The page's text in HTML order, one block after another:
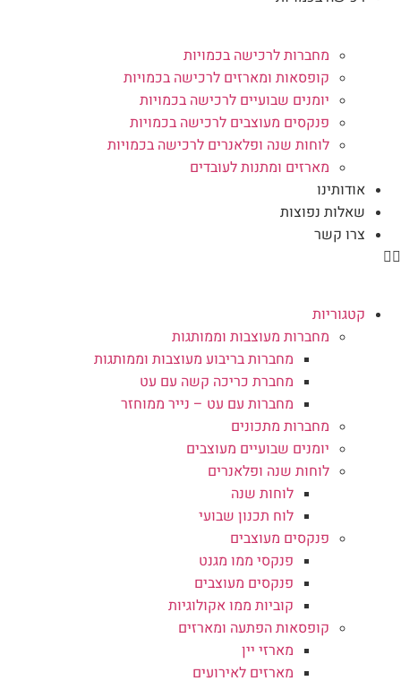
מחברות לרכישה בכמויות
קופסאות ומארזים לרכישה בכמויות
יומנים שבועיים לרכישה בכמויות
פנקסים מעוצבים לרכישה בכמויות
לוחות שנה ופלאנרים לרכישה בכמויות
מארזים ומתנות לעובדים
אודותינו
שאלות נפוצות
צרו קשר
קטגוריות
מחברות מעוצבות וממותגות
מחברות בריבוע מעוצבות וממותגות
מחברת כריכה קשה עם עט
מחברות עם עט – נייר ממוחזר
מחברות מתכונים
יומנים שבועיים מעוצבים
לוחות שנה ופלאנרים
לוחות שנה
לוח תכנון שבועי
פנקסים מעוצבים
פנקסי ממו מגנט
פנקסים מעוצבים
קוביות ממו אקולוגיות
קופסאות הפתעה ומארזים
מארזי יין
מארזים לאירועים